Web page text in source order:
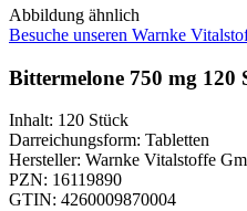
Abbildung ähnlich
Besuche unseren Warnke
Bittermelone 750 mg 120
Inhalt: 120 Stück
Darreichungsform: Tabletten
Hersteller: Warnke Vitalstoffe
PZN: 16119890
GTIN: 4260009870004